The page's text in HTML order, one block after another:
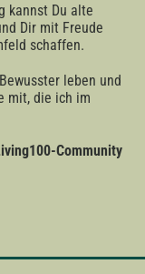
kannst Du alte
Dir mit Freude
schaffen.
leben und
mit, die ich im
Community